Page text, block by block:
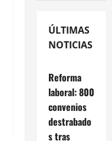
LinkedInÚLTIMAS
NOTICIAS
Reforma
laboral: 800
convenios
destrabado
s tras